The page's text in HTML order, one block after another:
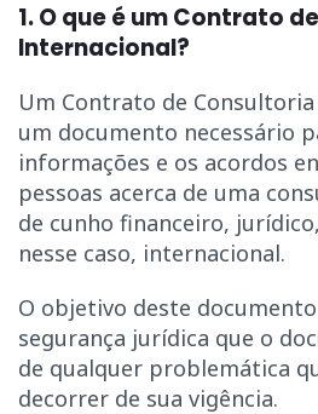
1. O que é um Contrato
Internacional?
Um Contrato de
um documento necessário
informações e os acordos
pessoas acerca de uma
de cunho financeiro,
nesse caso, internacional.
O objetivo deste
segurança jurídica que o
de qualquer problemática
decorrer de sua vigência.